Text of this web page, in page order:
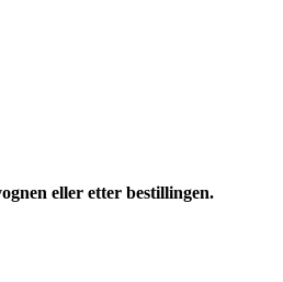
eller etter bestillingen.